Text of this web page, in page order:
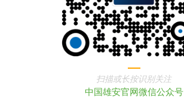
扫描或长按识别关注
中国雄安官网微信公众号